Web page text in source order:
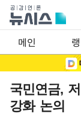
메인
국민연금,
강화 논의